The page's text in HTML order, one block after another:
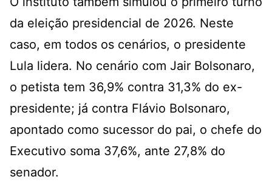
da eleição presidencial de 2026. Neste
caso, em todos os cenários, o presidente
Lula lidera. No cenário com Jair Bolsonaro,
o petista tem 36,9% contra 31,3% do ex-
presidente; já contra Flávio Bolsonaro,
apontado como sucessor do pai, o chefe do
Executivo soma 37,6%, ante 27,8% do
senador.